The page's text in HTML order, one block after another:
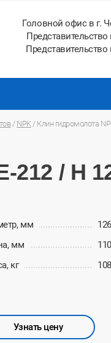
Головной офис в г.
/ NPK/ Клин гидромолота
212 / H
мм
126
мм
кг
108
Узнать цену